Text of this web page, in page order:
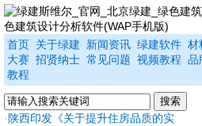
首页 关于绿建 新闻资讯 绿建软件 材
大赛 招贤纳士 常见问题 视频教程 品
教程
· 陕西印发《关于提升住房品质的实